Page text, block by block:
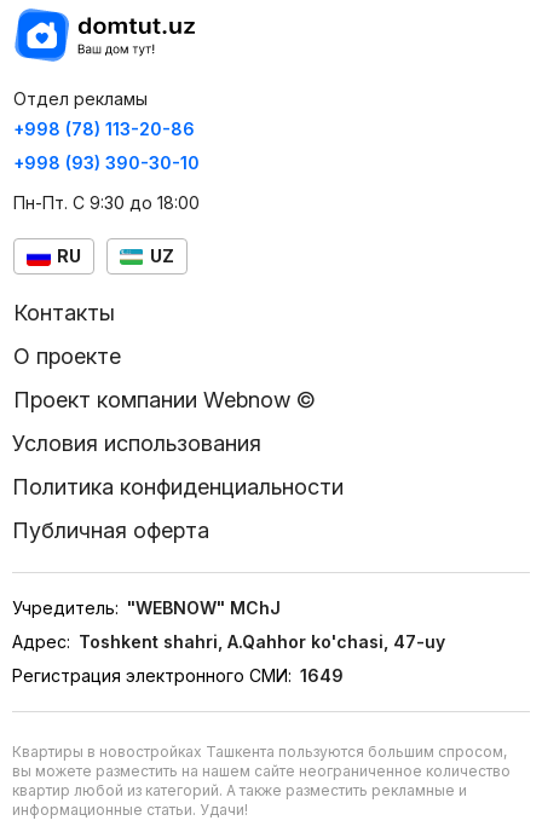
Отдел рекламы
+998 (78) 113-20-86
+998 (93) 390-30-10
Пн-Пт. С 9:30 до 18:00
RU UZ
Контакты
О проекте
Проект компании Webnow ©
Условия использования
Политика конфиденциальности
Публичная оферта
Учредитель: "WEBNOW" MChJ
Адрес: Toshkent shahri, A.Qahhor ko'chasi, 47-uy
Регистрация электронного СМИ: 1649
Квартиры в новостройках Ташкента пользуются большим спросом,
вы можете разместить на нашем сайте неограниченное количество
квартир любой из категорий. А также разместить рекламные и
информационные статьи. Удачи!